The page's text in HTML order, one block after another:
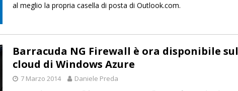
al meglio la propria casella di posta di Outlook.com.
Barracuda NG Firewall è ora disponibile sul
cloud di Windows Azure
7 Marzo 2014 Daniele Preda